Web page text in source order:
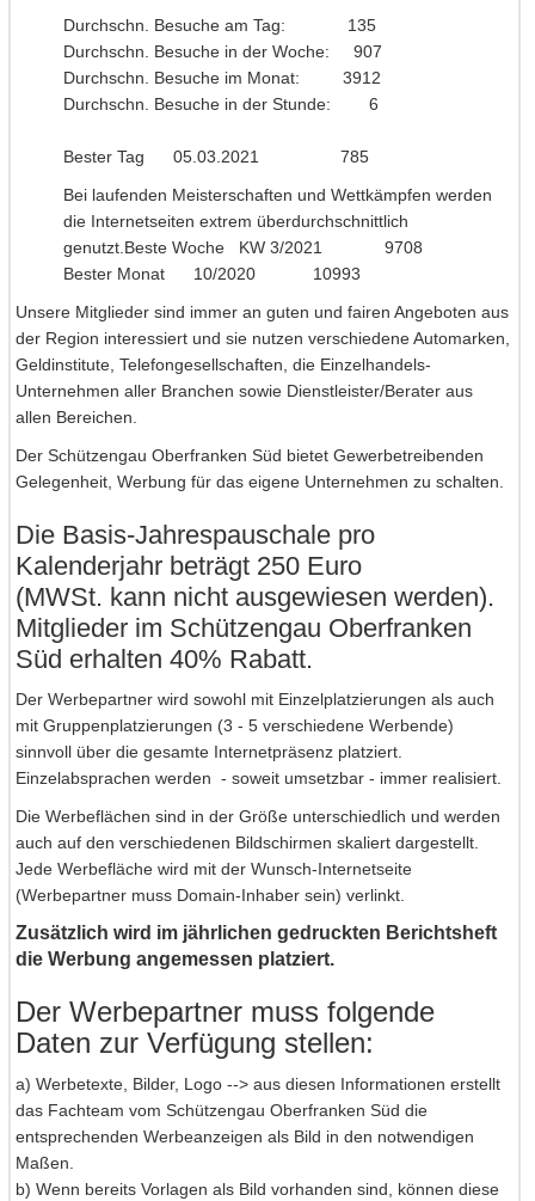
Durchschn. Besuche am Tag: 135
Durchschn. Besuche in der Woche: 907
Durchschn. Besuche im Monat: 3912
Durchschn. Besuche in der Stunde: 6
Bester Tag 05.03.2021 785
Bei laufenden Meisterschaften und Wettkämpfen werden
die Internetseiten extrem überdurchschnittlich
genutzt.Beste Woche KW 3/2021 9708
Bester Monat 10/2020 10993
Unsere Mitglieder sind immer an guten und fairen Angeboten aus
der Region interessiert und sie nutzen verschiedene Automarken,
Geldinstitute, Telefongesellschaften, die Einzelhandels-
Unternehmen aller Branchen sowie Dienstleister/Berater aus
allen Bereichen.
Der Schützengau Oberfranken Süd bietet Gewerbetreibenden
Gelegenheit, Werbung für das eigene Unternehmen zu schalten.
Die Basis-Jahrespauschale pro
Kalenderjahr beträgt 250 Euro
(MWSt. kann nicht ausgewiesen werden).
Mitglieder im Schützengau Oberfranken
Süd erhalten 40% Rabatt.
Der Werbepartner wird sowohl mit Einzelplatzierungen als auch
mit Gruppenplatzierungen (3 - 5 verschiedene Werbende)
sinnvoll über die gesamte Internetpräsenz platziert.
Einzelabsprachen werden - soweit umsetzbar - immer realisiert.
Die Werbeflächen sind in der Größe unterschiedlich und werden
auch auf den verschiedenen Bildschirmen skaliert dargestellt.
Jede Werbefläche wird mit der Wunsch-Internetseite
(Werbepartner muss Domain-Inhabersein) verlinkt.
Zusätzlich wird im jährlichen gedruckten Berichtsheft
die Werbung angemessen platziert.
Der Werbepartner muss folgende
Daten zur Verfügung stellen:
a) Werbetexte, Bilder, Logo --> aus diesen Informationen erstellt
das Fachteam vom Schützengau Oberfranken Süd die
entsprechenden Werbeanzeigen als Bild in den notwendigen
Maßen.
b) Wenn bereits Vorlagen als Bild vorhanden sind, können diese